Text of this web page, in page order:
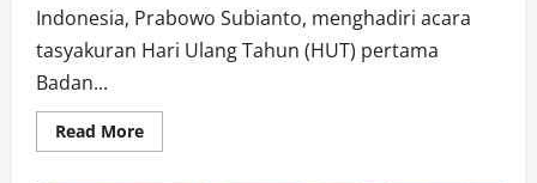
Indonesia, Prabowo Subianto, menghadiri acara
tasyakuran Hari Ulang Tahun (HUT) pertama
Badan...
Read MoreRead
more